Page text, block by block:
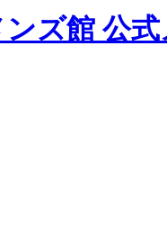
ズ館 公